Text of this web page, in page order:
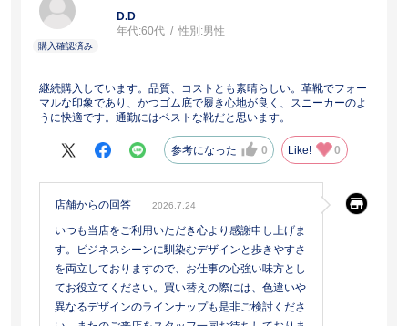
D.D
年代:60代 性別:男性
継続購入しています。品質、コストとも素晴らしい。革靴でフォー
マルな印象であり、かつゴム底で履き心地が良く、スニーカーのよ
うに快適です。通勤にはベストな靴だと思います。
参考になった 0 Like! 0
店舗からの回答 2026.7.24
いつも当店をご利用いただき心より感謝申し上げま
す。ビジネスシーンに馴染むデザインと歩きやすさ
を両立しておりますので、お仕事の心強い味方とし
てお役立てください。買い替えの際には、色違いや
異なるデザインのラインナップも是非ご検討くださ